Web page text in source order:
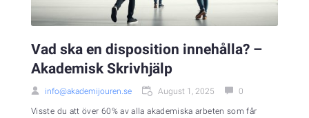
Vad ska en disposition innehålla? –
Akademisk Skrivhjälp
info@akademijouren.se August 1, 2025 0
Visste du att över 60% av alla akademiska arbeten som får